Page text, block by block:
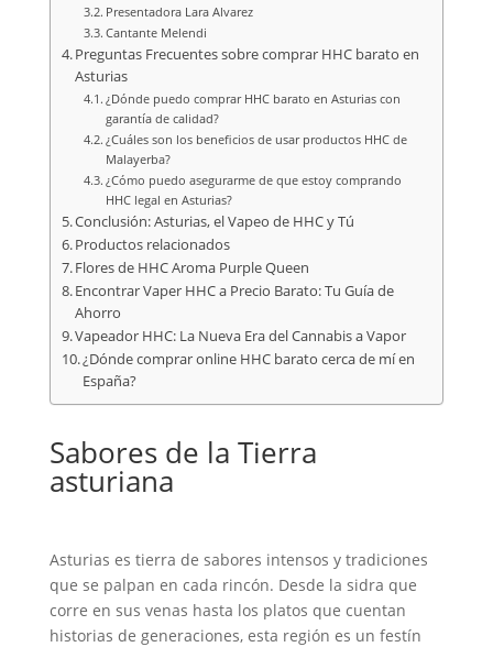
Presentadora Lara Alvarez
Cantante Melendi
Preguntas Frecuentes sobre comprar HHC barato en
Asturias
¿Dónde puedo comprar HHC barato en Asturias con
garantía de calidad?
¿Cuáles son los beneficios de usar productos HHC de
Malayerba?
¿Cómo puedo asegurarme de que estoy comprando
HHC legal en Asturias?
Conclusión: Asturias, el Vapeo de HHC y Tú
Productos relacionados
Flores de HHC Aroma Purple Queen
Encontrar Vaper HHC a Precio Barato: Tu Guía de
Ahorro
Vapeador HHC: La Nueva Era del Cannabis a Vapor
¿Dónde comprar online HHC barato cerca de mí en
España?
Sabores de la Tierra
asturiana
Asturias es tierra de sabores intensos y tradiciones
que se palpan en cada rincón. Desde la sidra que
corre en sus venas hasta los platos que cuentan
historias de generaciones, esta región es un festín